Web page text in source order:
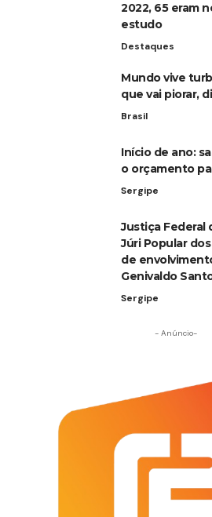
2022, 65 eram
estudo
Destaques
Mundo vive
que vai piorar,
Brasil
Início de ano:
o orçamento
Sergipe
Justiça Federal
Júri Popular
de
Genivaldo
Sergipe
- Anúncio-